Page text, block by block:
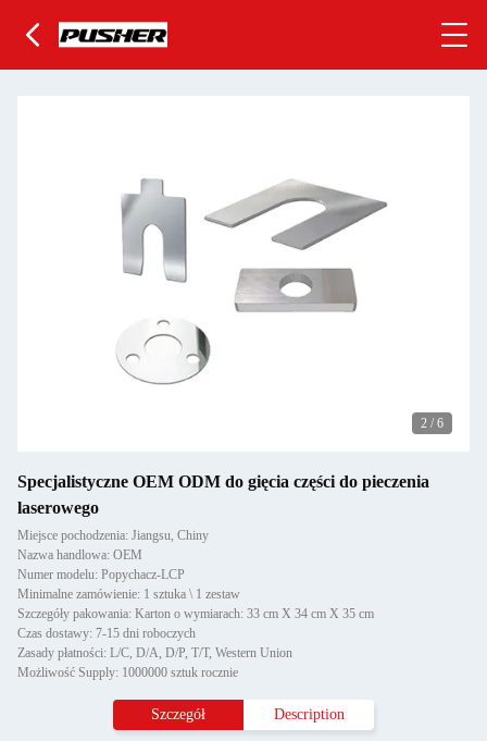
2 / 6
Specjalistyczne OEM ODM do gięcia części do pieczenia
laserowego
Miejsce pochodzenia: Jiangsu, Chiny
Nazwa handlowa: OEM
Numer modelu: Popychacz-LCP
Minimalne zamówienie: 1 sztuka \ 1 zestaw
Szczegóły pakowania: Karton o wymiarach: 33 cm X 34 cm X 35 cm
Czas dostawy: 7-15 dni roboczych
Zasady płatności: L/C, D/A, D/P, T/T, Western Union
Możliwość Supply: 1000000 sztuk rocznie
Szczegół Description